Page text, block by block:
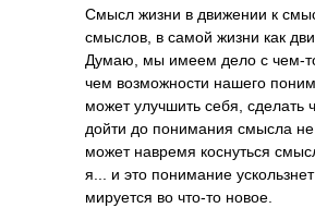
Смысл жизни в движ­ении к
смыс­лов, в самой жизни как
Думаю, мы имеем дело с чем-
чем возм­ожно­сти нашего
может улуч­шить себя, сделать
дойти до пони­мания смысла
может навремя косн­уться
я... и это пони­мание
миру­ется во что-то новое.